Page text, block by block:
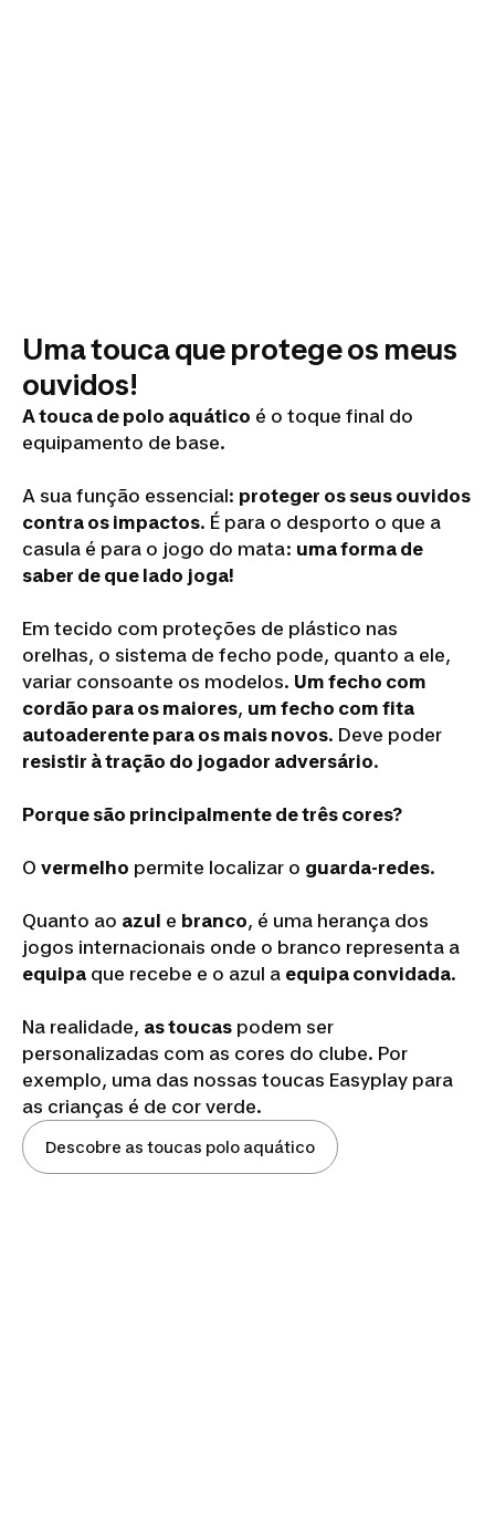
Uma touca que protege os meus
ouvidos!
A touca de polo aquático é o toque final do
equipamento de base.
A sua função essencial: proteger os seus ouvidos
contra os impactos. É para o desporto o que a
casula é para o jogo do mata: uma forma de
saber de que lado joga!
Em tecido com proteções de plástico nas
orelhas, o sistema de fecho pode, quanto a ele,
variar consoante os modelos. Um fecho com
cordão para os maiores, um fecho com fita
autoaderente para os mais novos. Deve poder
resistir à tração do jogador adversário.
Porque são principalmente de três cores?
O vermelho permite localizar o guarda-redes.
Quanto ao azul e branco, é uma herança dos
jogos internacionais onde o branco representa a
equipa que recebe e o azul a equipa convidada.
Na realidade, as toucas podem ser
personalizadas com as cores do clube. Por
exemplo, uma das nossas toucas Easyplay para
as crianças é de cor verde.
Descobre as toucas polo aquático